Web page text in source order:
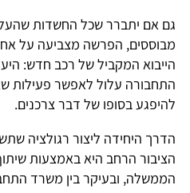
גם אם יתברר שכל החשדות
מבוססים, הפרשה מצביעה על
הייבוא המקביל של רכב חדש:
התחבורה עלול לאפשר פעילות
להיפגע בסופו של דבר צרכנים.
הדרך היחידה ליצור רגולציה
הציבור הרחב היא באמצעות
הממשלה, ובעיקר בין משרד